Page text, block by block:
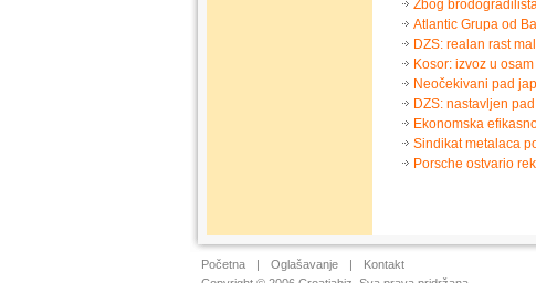
Zbog
Atlantic Grupa od
DZS: realan rast
Kosor: izvoz u
Neočekivani pad
DZS: nastavljen
Ekonomska
Sindikat metalaca
Porsche ostvario
Početna | Oglašavanje |
Kontakt